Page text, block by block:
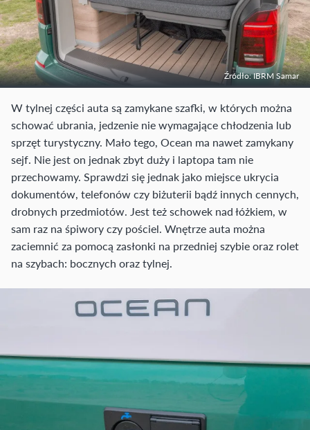
Źródło: IBRM Samar
W tylnej części auta są zamykane szafki, w których można
schować ubrania, jedzenie nie wymagające chłodzenia lub
sprzęt turystyczny. Mało tego, Ocean ma nawet zamykany
sejf. Nie jest on jednak zbyt duży i laptopa tam nie
przechowamy. Sprawdzi się jednak jako miejsce ukrycia
dokumentów, telefonów czy biżuterii bądź innych cennych,
drobnych przedmiotów. Jest też schowek nad łóżkiem, w
sam raz na śpiwory czy pościel. Wnętrze auta można
zaciemnić za pomocą zasłonki na przedniej szybie oraz rolet
na szybach: bocznych oraz tylnej.